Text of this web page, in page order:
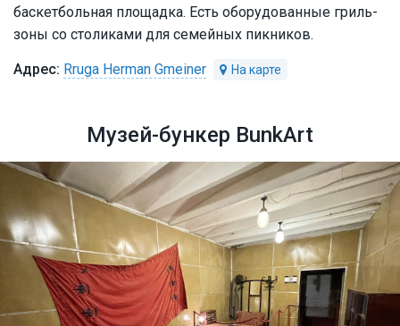
баскетбольная площадка. Есть оборудованные гриль-
зоны со столиками для семейных пикников.
Rruga Herman Gmeiner
Музей-бункер BunkArt